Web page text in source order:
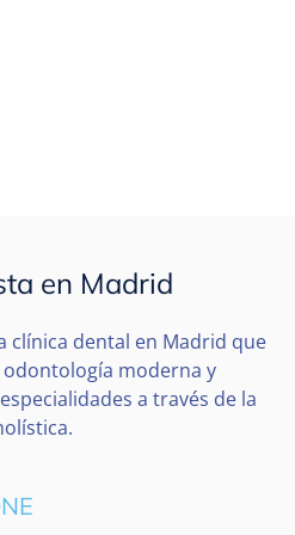
en Madrid
clínica dental en Madrid que
moderna y
a través de la